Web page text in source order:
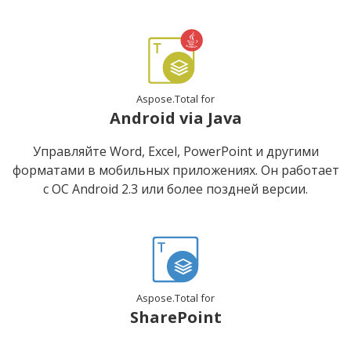
Aspose.Total for
Android via Java
Управляйте Word, Excel, PowerPoint и другими
форматами в мобильных приложениях. Он работает
с ОС Android 2.3 или более поздней версии.
Aspose.Total for
SharePoint